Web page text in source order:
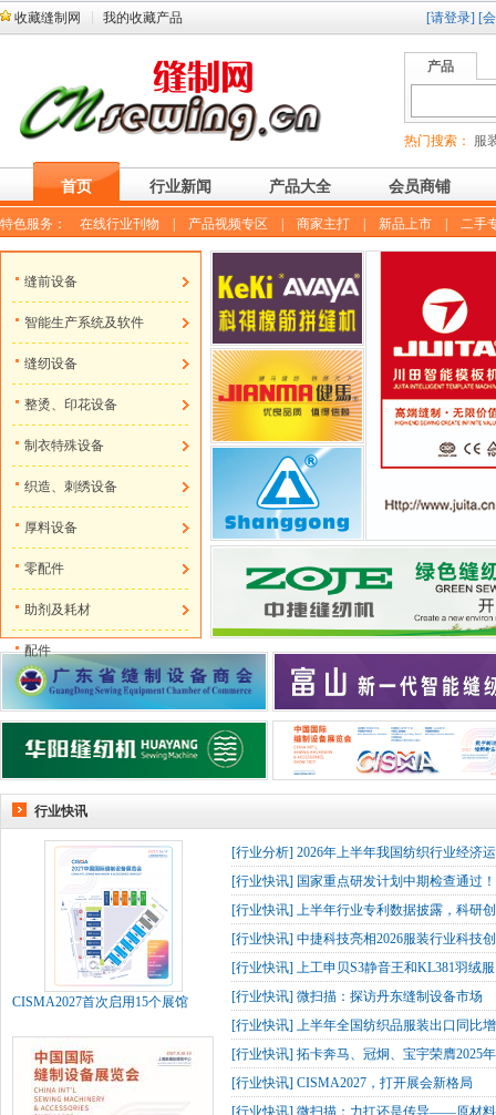
收藏缝制网 我的收藏产品 [请登录] [
产品
热门搜索： 服
首页 行业新闻 产品大全 会员商铺
特色服务： 在线行业刊物 产品视频专区 商家主打 新品上市 二手
缝前设备
智能生产系统及软件
缝纫设备
整烫、印花设备
制衣特殊设备
织造、刺绣设备
厚料设备
零配件
助剂及耗材
配件
行业快讯
CISMA2027首次启用15个展馆
[行业分析] 2026年上半年我国纺织行业经济
[行业快讯] 国家重点研发计划中期检查通过
[行业快讯] 上半年行业专利数据披露，科研
[行业快讯] 中捷科技亮相2026服装行业科技
[行业快讯] 上工申贝S3静音王和KL381羽绒
[行业快讯] 微扫描：探访丹东缝制设备市场
[行业快讯] 上半年全国纺织品服装出口同比
[行业快讯] 拓卡奔马、冠炯、宝宇荣膺2025
[行业快讯] CISMA2027，打开展会新格局
[行业快讯] 微扫描：力扛还是传导——原材